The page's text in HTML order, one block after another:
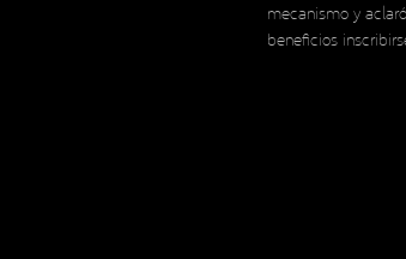
mecanismo y
beneficios